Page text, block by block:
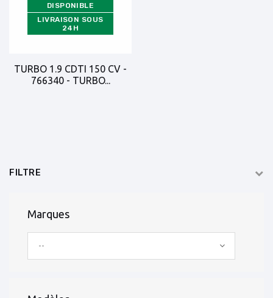
DISPONIBLE
LIVRAISON SOUS
24H
TURBO 1.9 CDTI 150 CV -
766340 - TURBO...
FILTRE
Marques
--